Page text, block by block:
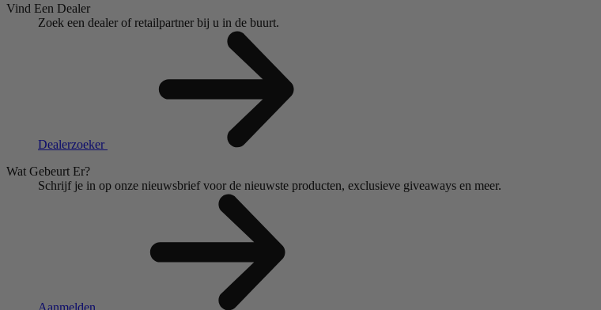
Vind Een Dealer
Zoek een dealer of retailpartner bij u in de buurt.
Dealerzoeker
Wat Gebeurt Er?
Schrijf je in op onze nieuwsbrief voor de nieuwste producten, exclusieve giveaways en meer.
Aanmelden